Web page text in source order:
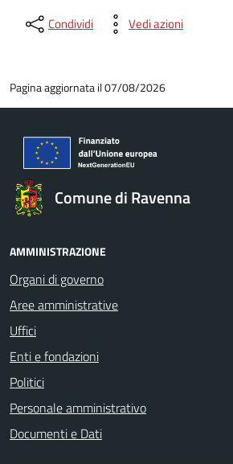
Condividi Vedi azioni
Pagina aggiornata il 07/08/2026
Comune di Ravenna
AMMINISTRAZIONE
Organi di governo
Aree amministrative
Uffici
Enti e fondazioni
Politici
Personale amministrativo
Documenti e Dati